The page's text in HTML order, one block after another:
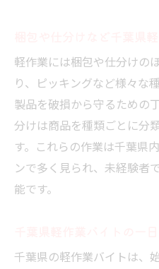
軽作業には梱包や仕分けの
り、ピッキングなど様々な
製品を破損から守るための
分けは商品を種類ごとに分
す。これらの作業は千葉県
ンで多く見られ、未経験者
能です。
千葉県の軽作業バイトは、